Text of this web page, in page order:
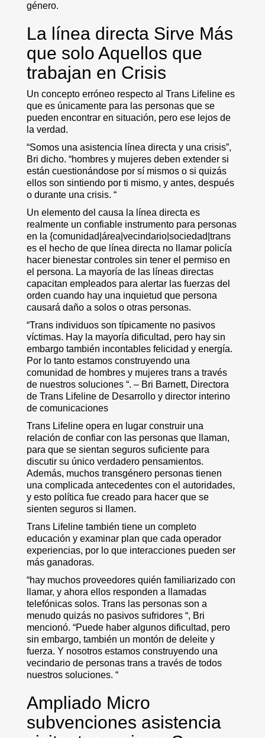
género.
La línea directa Sirve Más
que solo Aquellos que
trabajan en Crisis
Un concepto erróneo respecto al Trans Lifeline es
que es únicamente para las personas que se
pueden encontrar en situación, pero ese lejos de
la verdad.
“Somos una asistencia línea directa y una crisis”,
Bri dicho. “hombres y mujeres deben extender si
están cuestionándose por sí mismos o si quizás
ellos son sintiendo por ti mismo, y antes, después
o durante una crisis. “
Un elemento del causa la línea directa es
realmente un confiable instrumento para personas
en la {comunidad|área|vecindario|sociedad|trans
es el hecho de que línea directa no llamar policía
hacer bienestar controles sin tener el permiso en
el persona. La mayoría de las líneas directas
capacitan empleados para alertar las fuerzas del
orden cuando hay una inquietud que persona
causará daño a solos o otras personas.
“Trans individuos son típicamente no pasivos
víctimas. Hay la mayoría dificultad, pero hay sin
embargo también incontables felicidad y energía.
Por lo tanto estamos construyendo una
comunidad de hombres y mujeres trans a través
de nuestros soluciones “. – Bri Barnett, Directora
de Trans Lifeline de Desarrollo y director interino
de comunicaciones
Trans Lifeline opera en lugar construir una
relación de confiar con las personas que llaman,
para que se sientan seguros suficiente para
discutir su único verdadero pensamientos.
Además, muchos transgénero personas tienen
una complicada antecedentes con el autoridades,
y esto política fue creado para hacer que se
sienten seguros si llamen.
Trans Lifeline también tiene un completo
educación y examinar plan que cada operador
experiencias, por lo que interacciones pueden ser
más ganadoras.
“hay muchos proveedores quién familiarizado con
llamar, y ahora ellos responden a llamadas
telefónicas solos. Trans las personas son a
menudo quizás no pasivos sufridores “, Bri
mencionó. “Puede haber algunos dificultad, pero
sin embargo, también un montón de deleite y
fuerza. Y nosotros estamos construyendo una
vecindario de personas trans a través de todos
nuestros soluciones. “
Ampliado Micro
subvenciones asistencia